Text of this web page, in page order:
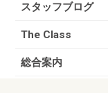
スタッフブログ
The Class
総合案内